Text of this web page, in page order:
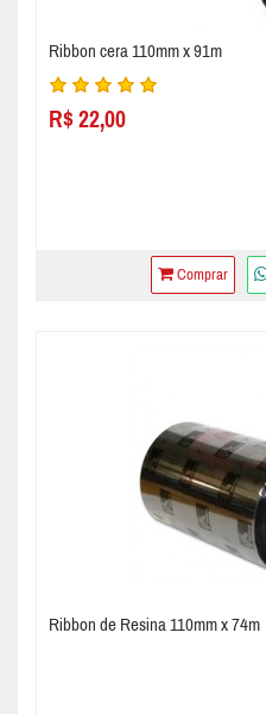
Ribbon cera 110mm x 91m
R$ 22,00
Comprar
Ribbon de Resina 110mm x 74m